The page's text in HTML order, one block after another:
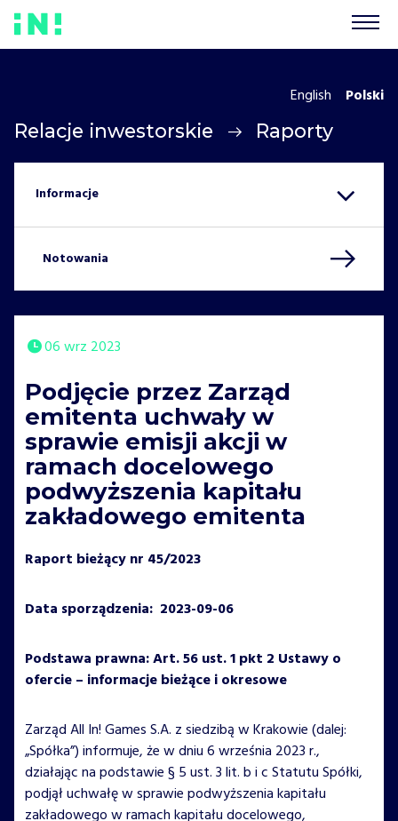
Relacje inwestorskie Raporty
English Polski
Notowania
06 wrz 2023
Podjęcie przez Zarząd
emitenta uchwały w
sprawie emisji akcji w
ramach docelowego
podwyższenia kapitału
zakładowego emitenta
Raport bieżący nr 45/2023
Data sporządzenia: 2023-09-06
Podstawa prawna: Art. 56 ust. 1 pkt 2 Ustawy o
ofercie – informacje bieżące i okresowe
Zarząd All In! Games S.A. z siedzibą w Krakowie (dalej:
„Spółka”) informuje, że w dniu 6 września 2023 r.,
działając na podstawie § 5 ust. 3 lit. b i c Statutu Spółki,
podjął uchwałę w sprawie podwyższenia kapitału
zakładowego w ramach kapitału docelowego,